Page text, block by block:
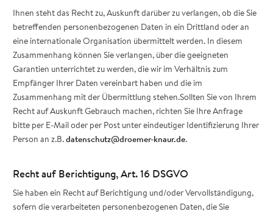
Ihnen steht das Recht zu, Auskunft darüber zu verlangen, ob die Sie
betreffenden personenbezogenen Daten in ein Drittland oder an
eine internationale Organisation übermittelt werden. In diesem
Zusammenhang können Sie verlangen, über die geeigneten
Garantien unterrichtet zu werden, die wir im Verhältnis zum
Empfänger Ihrer Daten vereinbart haben und die im
Zusammenhang mit der Übermittlung stehen.Sollten Sie von Ihrem
Recht auf Auskunft Gebrauch machen, richten Sie Ihre Anfrage
bitte per E-Mail oder per Post unter eindeutiger Identifizierung Ihrer
Person an z.B.datenschutz@droemer-knaur.de.
Recht auf Berichtigung, Art. 16 DSGVO
Sie haben ein Recht auf Berichtigung und/oder Vervollständigung,
sofern die verarbeiteten personenbezogenen Daten, die Sie